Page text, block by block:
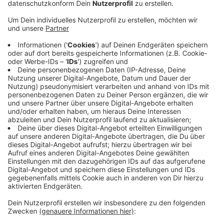
Neues Flutlicht
Anzeige
Beim Heimspiel gegen die Sportfreunde weihen die
Schwatten ihre neue Flutlichtanlage ein. Außerdem ist
es das erste Heimspiel gegen die Sportfreunde aus
Lotte. Gegen den starken Aufsteiger wollen die
Bocholter ihre Erfolgsserie fortsetzen. Sie sind
mittlerweile seit sechs Spielen ungeschlagen und
haben zuletzt auch die Siegesserie des MSV Duisburg
gestoppt. Anstoß am Hünting ist um 19 Uhr 30. Wir
berichten live ab 19 Uhr.
Anzeige